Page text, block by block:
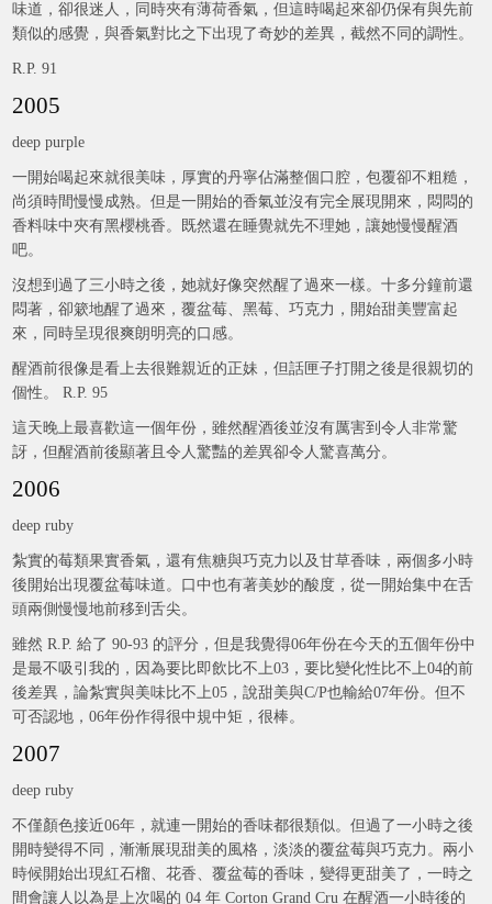
味道，卻很迷人，同時夾有薄荷香氣，但這時喝起來卻仍保有與先前
類似的感覺，與香氣對比之下出現了奇妙的差異，截然不同的調性。
R.P. 91
2005
deep purple
一開始喝起來就很美味，厚實的丹寧佔滿整個口腔，包覆卻不粗糙，
尚須時間慢慢成熟。但是一開始的香氣並沒有完全展現開來，悶悶的
香料味中夾有黑櫻桃香。既然還在睡覺就先不理她，讓她慢慢醒酒
吧。
沒想到過了三小時之後，她就好像突然醒了過來一樣。十多分鐘前還
悶著，卻簌地醒了過來，覆盆莓、黑莓、巧克力，開始甜美豐富起
來，同時呈現很爽朗明亮的口感。
醒酒前很像是看上去很難親近的正妹，但話匣子打開之後是很親切的
個性。 R.P. 95
這天晚上最喜歡這一個年份，雖然醒酒後並沒有厲害到令人非常驚
訝，但醒酒前後顯著且令人驚豔的差異卻令人驚喜萬分。
2006
deep ruby
紮實的莓類果實香氣，還有焦糖與巧克力以及甘草香味，兩個多小時
後開始出現覆盆莓味道。口中也有著美妙的酸度，從一開始集中在舌
頭兩側慢慢地前移到舌尖。
雖然 R.P. 給了 90-93 的評分，但是我覺得06年份在今天的五個年份中
是最不吸引我的，因為要比即飲比不上03，要比變化性比不上04的前
後差異，論紮實與美味比不上05，說甜美與C/P也輸給07年份。但不
可否認地，06年份作得很中規中矩，很棒。
2007
deep ruby
不僅顏色接近06年，就連一開始的香味都很類似。但過了一小時之後
開時變得不同，漸漸展現甜美的風格，淡淡的覆盆莓與巧克力。兩小
時候開始出現紅石榴、花香、覆盆莓的香味，變得更甜美了，一時之
間會讓人以為是上次喝的 04 年 Corton Grand Cru 在醒酒一小時後的